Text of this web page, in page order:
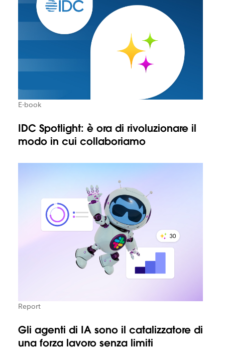
E-book
IDC Spotlight: è ora di rivoluzionare il
modo in cui collaboriamo
Report
Gli agenti di IA sono il catalizzatore di
una forza lavoro senza limiti